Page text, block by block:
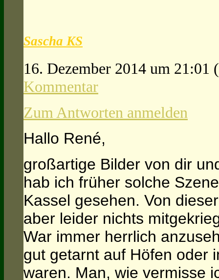
Sascha KS
16. Dezember 2014 um 21:01
Kommentar
Zum Antworten anmelden
Hallo René,
großartige Bilder von dir
hab ich früher solche
Kassel gesehen. Von
aber leider nichts
War immer herrlich
gut getarnt auf Höfen oder
waren. Man, wie vermisse